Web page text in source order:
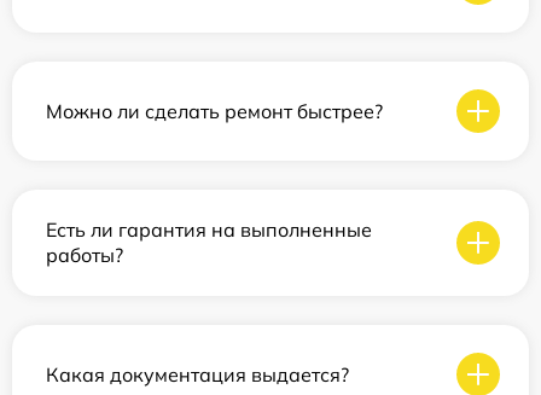
Можно ли сделать ремонт быстрее?
Есть ли гарантия на выполненные
работы?
Какая документация выдается?